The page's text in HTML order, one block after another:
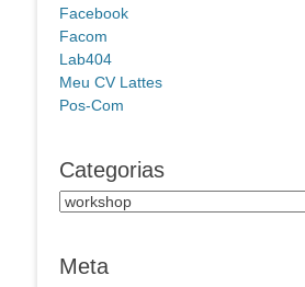
Facebook
Facom
Lab404
Meu CV Lattes
Pos-Com
Categorias
Categorias
Meta